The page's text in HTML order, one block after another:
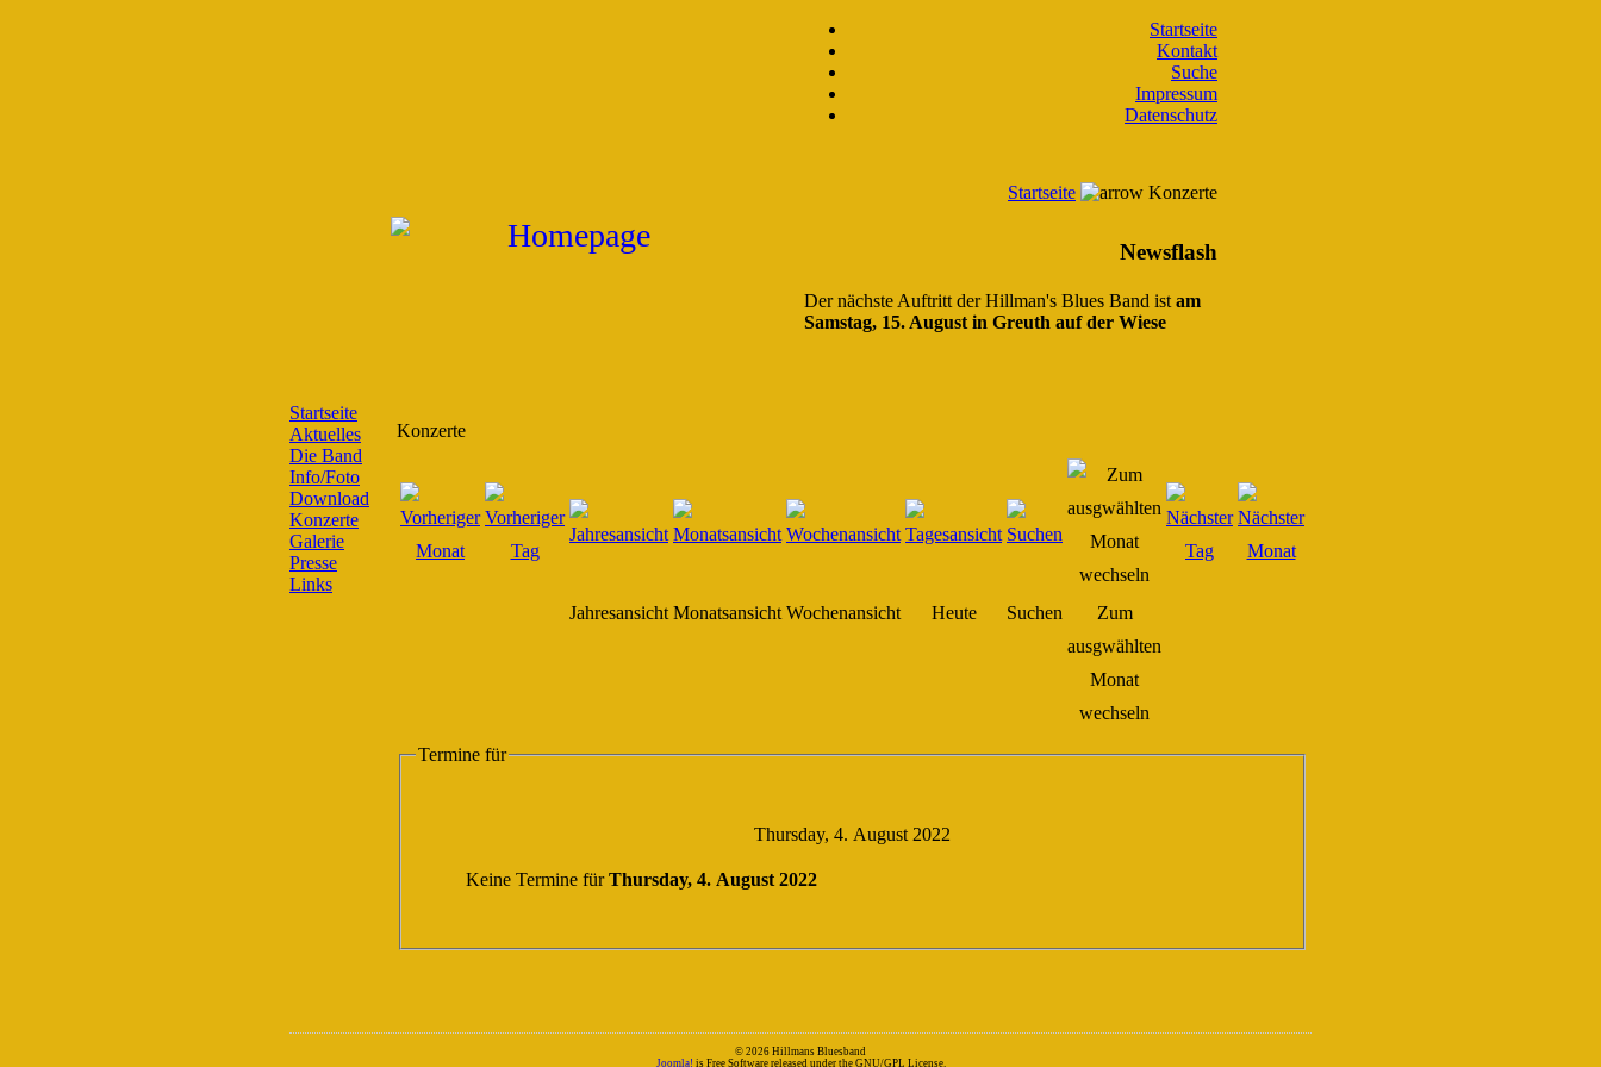
Startseite
Kontakt
Suche
Impressum
Datenschutz
Startseite Konzerte
Newsflash
Der nächste Auftritt der Hillman's Blues Band istam
Samstag, 15. August in Greuth auf der Wiese
Startseite
Aktuelles
Die Band
Info/Foto
Download
Konzerte
Galerie
Presse
Links
Konzerte
Jahresansicht Monatsansicht Wochenansicht Heute Suchen
Zum
ausgwählten
Monat
wechseln
Termine für
Thursday, 4. August 2022
Keine Termine fürThursday, 4. August 2022
© 2026 Hillmans Bluesband
Joomla! is Free Software released under the GNU/GPL License.